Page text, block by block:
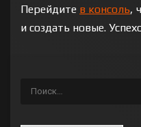
Перейдите в консоль,
и создать новые.